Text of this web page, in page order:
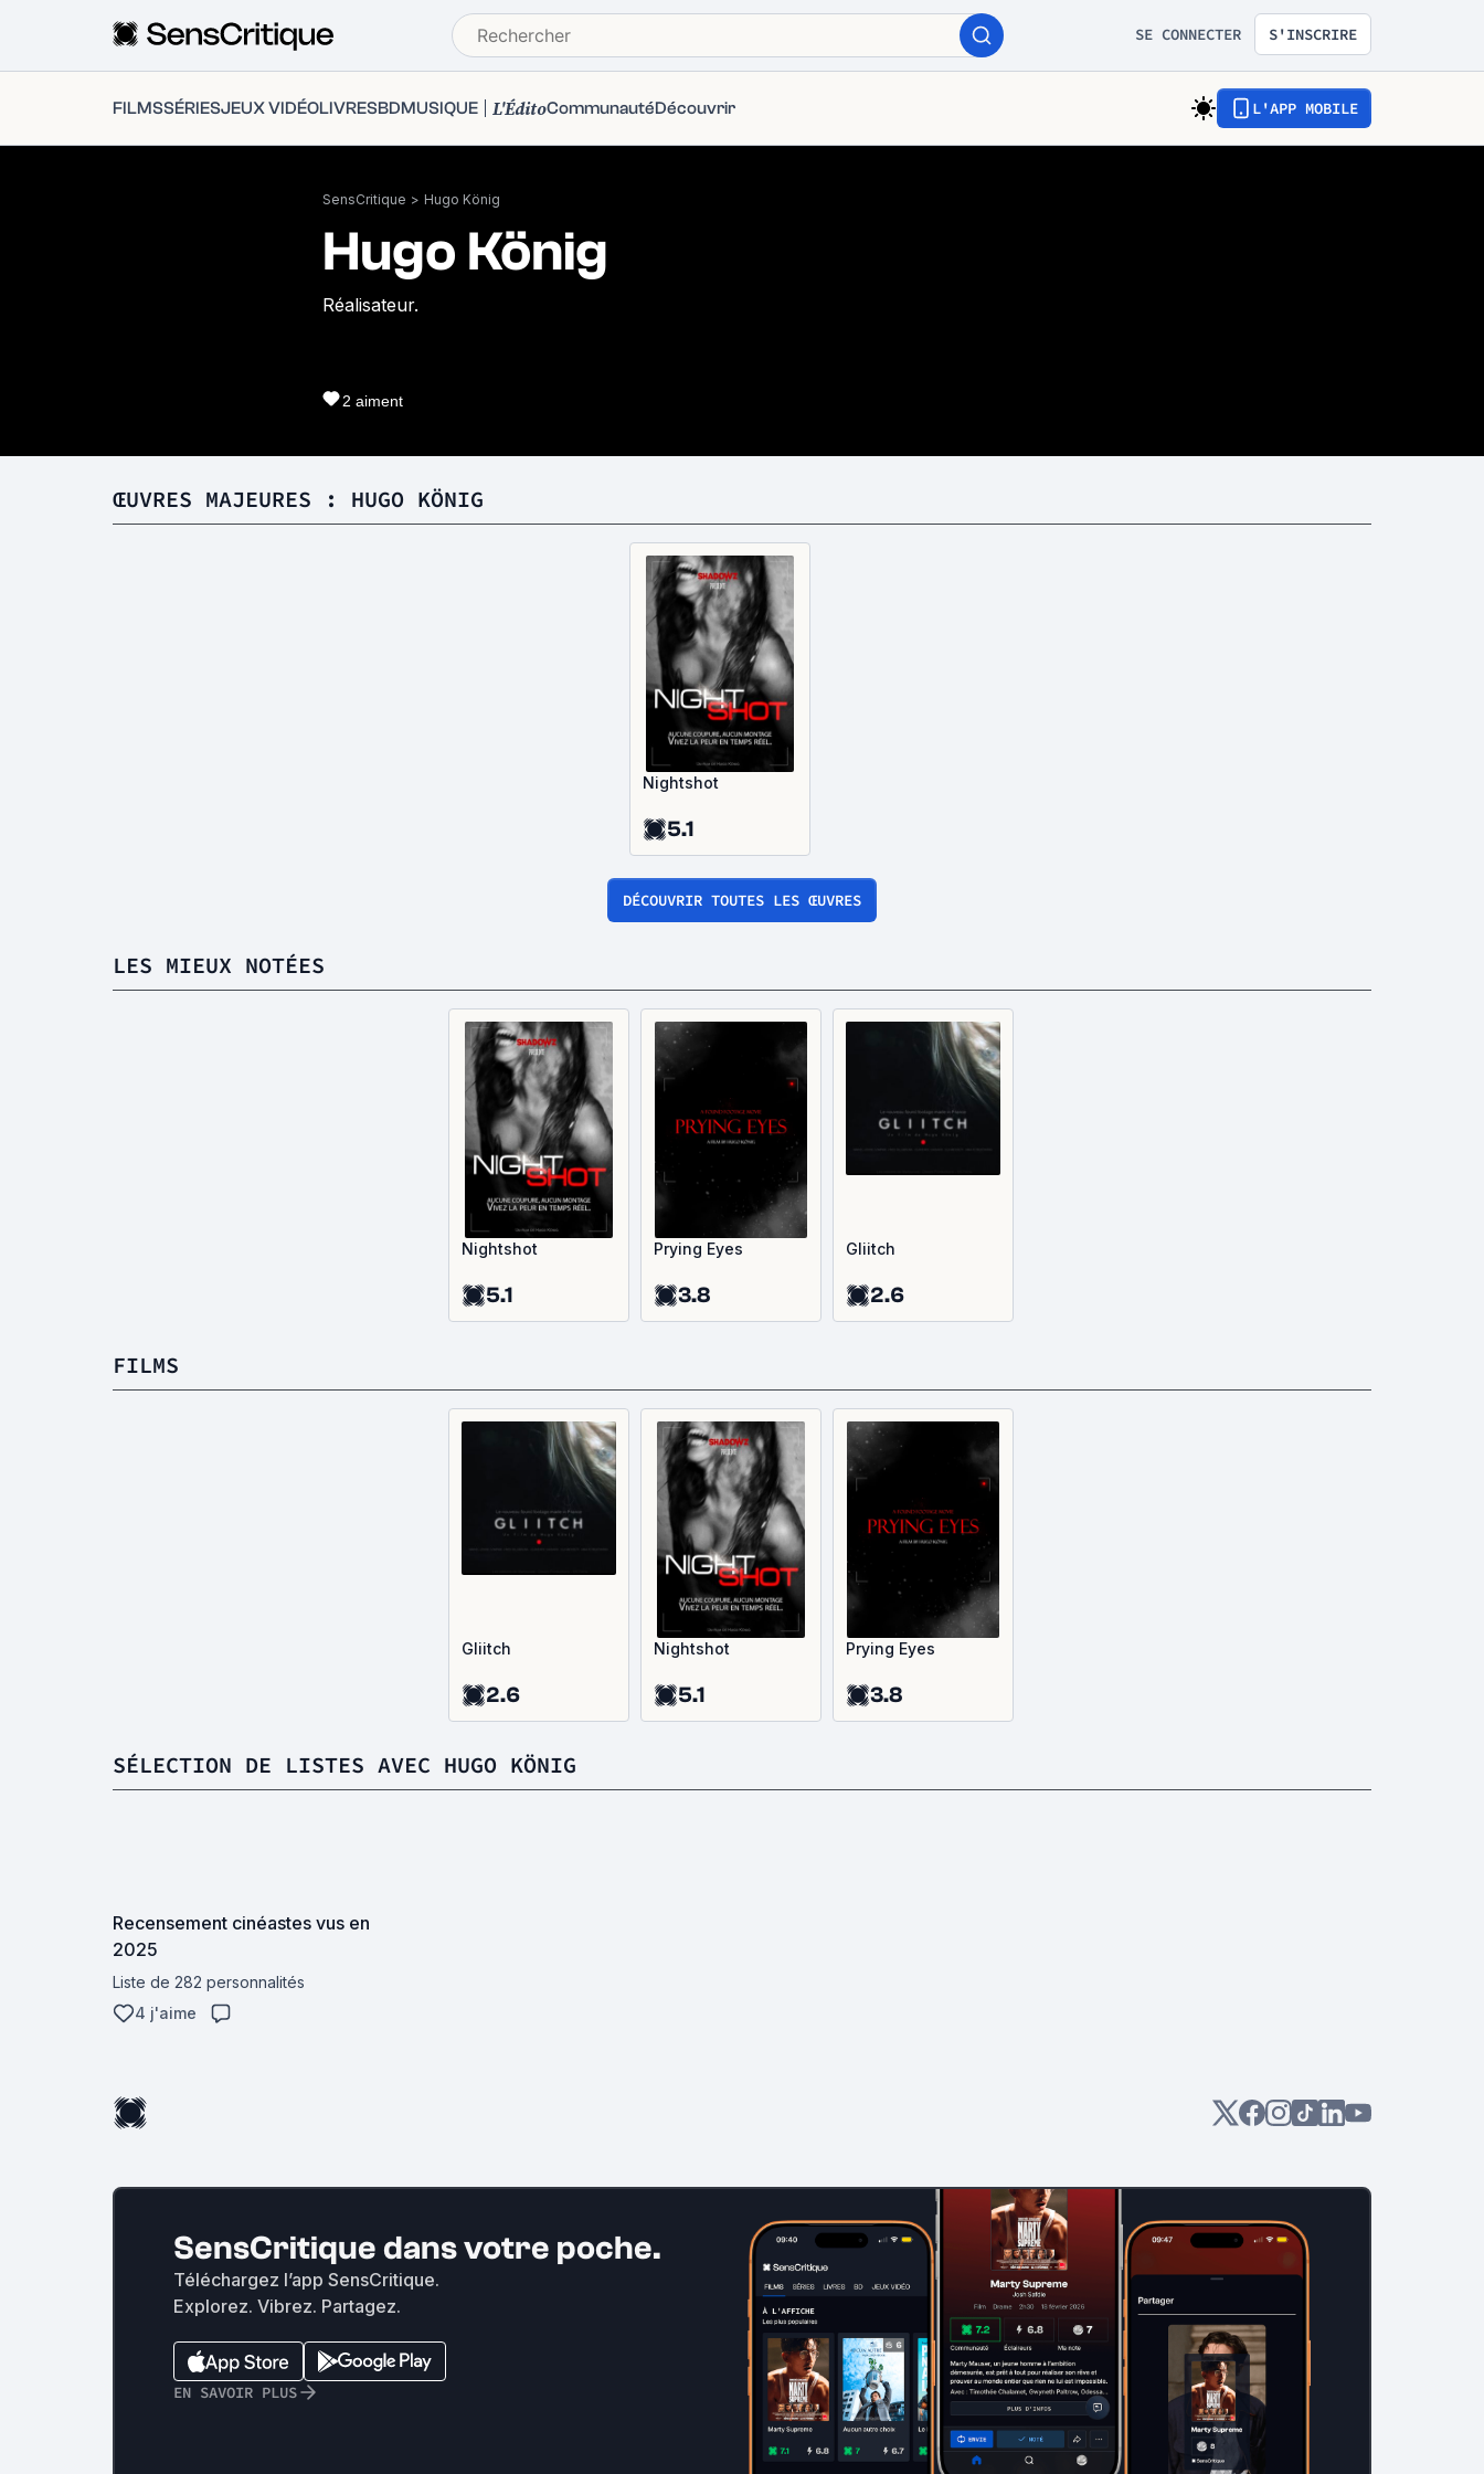
SE CONNECTER S'INSCRIRE
FILMSSÉRIESJEUX VIDÉOLIVRESBDMUSIQUE L'ÉditoCommunautéDécouvrir L'APP MOBILE
SensCritique > Hugo König
Hugo König
Réalisateur.
2 aiment
ŒUVRES MAJEURES : HUGO KÖNIG
Nightshot
5.1
DÉCOUVRIR TOUTES LES ŒUVRES
LES MIEUX NOTÉES
Nightshot
5.1
Prying Eyes
3.8
Gliitch
2.6
FILMS
Gliitch
2.6
Nightshot
5.1
Prying Eyes
3.8
SÉLECTION DE LISTES AVEC HUGO KÖNIG
Recensement cinéastes vus en
2025
Liste de 282 personnalités
4 j'aime
SensCritique dans votre poche.
Téléchargez l’app SensCritique.
Explorez. Vibrez. Partagez.
EN SAVOIR PLUS